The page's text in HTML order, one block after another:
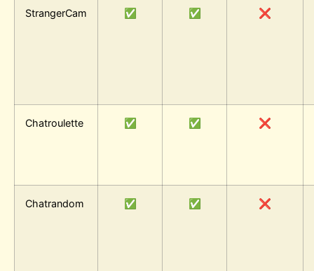
StrangerCam ✅ ✅ ❌
Chatroulette ✅ ✅ ❌
Chatrandom ✅ ✅ ❌